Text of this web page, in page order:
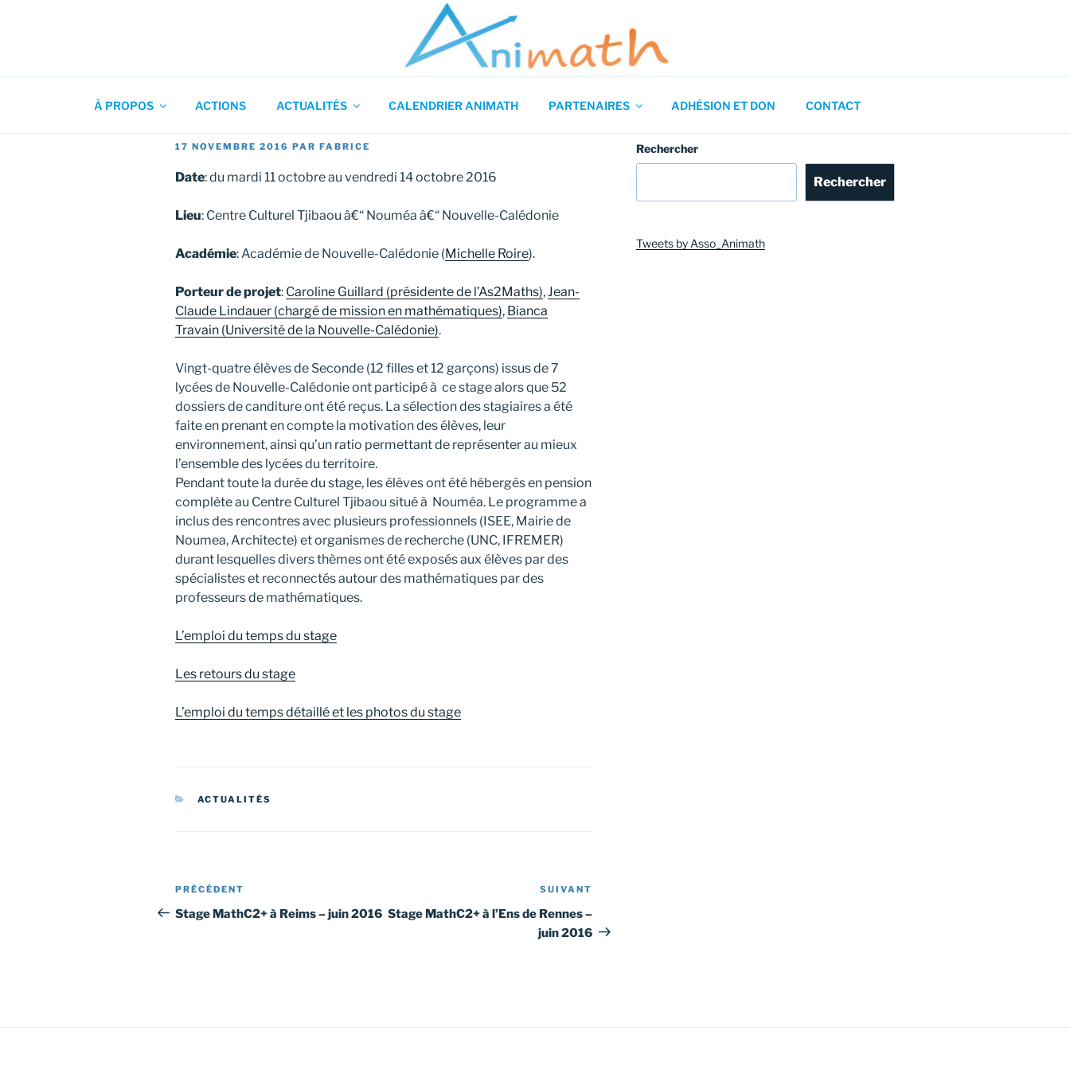
Association pour l'Animation en Mathématiques
À PROPOS ACTIONS ACTUALITÉS CALENDRIER ANIMATH PARTENAIRES ADHÉSION ET DON CONTACT
PUBLIÉ
17 NOVEMBRE 2016 PAR FABRICE
Date: du mardi 11 octobre au vendredi 14 octobre 2016
Lieu: Centre Culturel Tjibaou â€“ Nouméa â€“ Nouvelle-Calédonie
Académie: Académie de Nouvelle-Calédonie (Michelle Roire).
Porteur de projet: Caroline Guillard (présidente de l’As2Maths), Jean-
Claude Lindauer (chargé de mission en mathématiques), Bianca
Travain (Université de la Nouvelle-Calédonie).
Vingt-quatre élèves de Seconde (12 filles et 12 garçons) issus de 7
lycées de Nouvelle-Calédonie ont participé à ce stage alors que 52
dossiers de canditure ont été reçus. La sélection des stagiaires a été
faite en prenant en compte la motivation des élèves, leur
environnement, ainsi qu’un ratio permettant de représenter au mieux
l’ensemble des lycées du territoire.
Pendant toute la durée du stage, les élèves ont été hébergés en pension
complète au Centre Culturel Tjibaou situé à Nouméa. Le programme a
inclus des rencontres avec plusieurs professionnels (ISEE, Mairie de
Noumea, Architecte) et organismes de recherche (UNC, IFREMER)
durant lesquelles divers thèmes ont été exposés aux élèves par des
spécialistes et reconnectés autour des mathématiques par des
professeurs de mathématiques.
L’emploi du temps du stage
Les retours du stage
L’emploi du temps détaillé et les photos du stage
CATÉGORIES
ACTUALITÉS
Navigation
de
Article
précédent
PRÉCÉDENT
Stage MathC2+ à Reims – juin 2016
SUIVANT
Stage MathC2+ à l’Ens de Rennes –
juin 2016
Rechercher
Rechercher
Tweets by Asso_Animath